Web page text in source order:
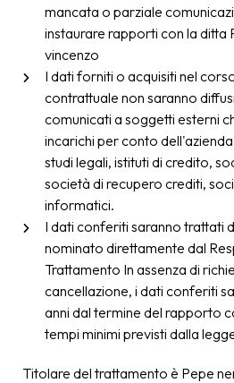
mancata o parziale
instaurare rapporti con la ditta
vincenzo
I dati forniti o acquisiti nel
contrattuale non saranno
comunicati a soggetti esterni
incarichi per conto
studi legali, istituti di credito,
società di recupero crediti,
informatici.
I dati conferiti saranno trattati
nominato direttamente dal
Trattamento In assenza di
cancellazione, i dati conferiti
anni dal termine del rapporto
tempi minimi previsti dalla
Titolare del trattamento è Pepe